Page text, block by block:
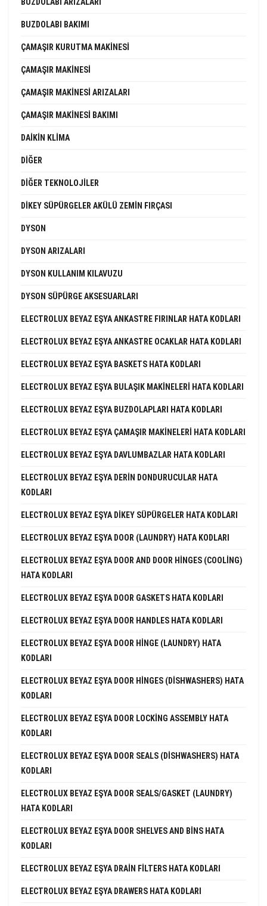
BUZDOLABI BAKIMI
ÇAMAŞIR KURUTMA MAKINESI
ÇAMAŞIR MAKINESI
ÇAMAŞIR MAKINESI ARIZALARI
ÇAMAŞIR MAKINESI BAKIMI
DAIKIN KLIMA
DIĞER
DIĞER TEKNOLOJILER
DIKEY SÜPÜRGELER AKÜLÜ ZEMIN FIRÇASI
DYSON
DYSON ARIZALARI
DYSON KULLANIM KILAVUZU
DYSON SÜPÜRGE AKSESUARLARI
ELECTROLUX BEYAZ EŞYA ANKASTRE FIRINLAR HATA KODLARI
ELECTROLUX BEYAZ EŞYA ANKASTRE OCAKLAR HATA KODLARI
ELECTROLUX BEYAZ EŞYA BASKETS HATA KODLARI
ELECTROLUX BEYAZ EŞYA BULAŞIK MAKINELERI HATA KODLARI
ELECTROLUX BEYAZ EŞYA BUZDOLAPLARI HATA KODLARI
ELECTROLUX BEYAZ EŞYA ÇAMAŞIR MAKINELERI HATA KODLARI
ELECTROLUX BEYAZ EŞYA DAVLUMBAZLAR HATA KODLARI
ELECTROLUX BEYAZ EŞYA DERIN DONDURUCULAR HATA
KODLARI
ELECTROLUX BEYAZ EŞYA DIKEY SÜPÜRGELER HATA KODLARI
ELECTROLUX BEYAZ EŞYA DOOR (LAUNDRY) HATA KODLARI
ELECTROLUX BEYAZ EŞYA DOOR AND DOOR HINGES (COOLING)
HATA KODLARI
ELECTROLUX BEYAZ EŞYA DOOR GASKETS HATA KODLARI
ELECTROLUX BEYAZ EŞYA DOOR HANDLES HATA KODLARI
ELECTROLUX BEYAZ EŞYA DOOR HINGE (LAUNDRY) HATA
KODLARI
ELECTROLUX BEYAZ EŞYA DOOR HINGES (DISHWASHERS) HATA
KODLARI
ELECTROLUX BEYAZ EŞYA DOOR LOCKING ASSEMBLY HATA
KODLARI
ELECTROLUX BEYAZ EŞYA DOOR SEALS (DISHWASHERS) HATA
KODLARI
ELECTROLUX BEYAZ EŞYA DOOR SEALS/GASKET (LAUNDRY)
HATA KODLARI
ELECTROLUX BEYAZ EŞYA DOOR SHELVES AND BINS HATA
KODLARI
ELECTROLUX BEYAZ EŞYA DRAIN FILTERS HATA KODLARI
ELECTROLUX BEYAZ EŞYA DRAWERS HATA KODLARI